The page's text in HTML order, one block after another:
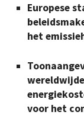
Europese
het
voor het